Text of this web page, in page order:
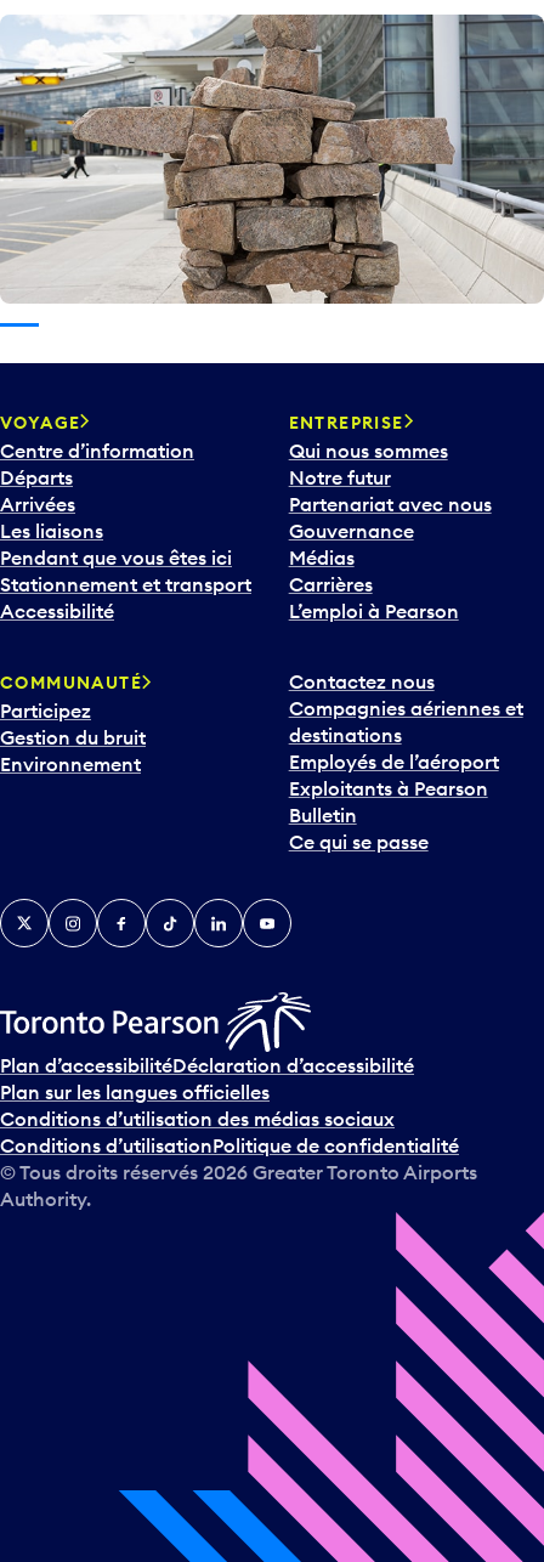
VOYAGE
Centre d’information
Départs
Arrivées
Les liaisons
Pendant que vous êtes ici
Stationnement et transport
Accessibilité
ENTREPRISE
Qui nous sommes
Notre futur
Partenariat avec nous
Gouvernance
Médias
Carrières
L’emploi à Pearson
COMMUNAUTÉ
Participez
Gestion du bruit
Environnement
Contactez nous
Compagnies aériennes et
destinations
Employés de l’aéroport
Exploitants à Pearson
Bulletin
Ce qui se passe
TwitterInstagramFacebook
TikTokLinkedInYouTube
Plan d’accessibilitéDéclaration d’accessibilité
Plan sur les langues officielles
Conditions d’utilisation des médias sociaux
Conditions d’utilisationPolitique de confidentialité
© Tous droits réservés 2026 Greater Toronto Airports
Authority.